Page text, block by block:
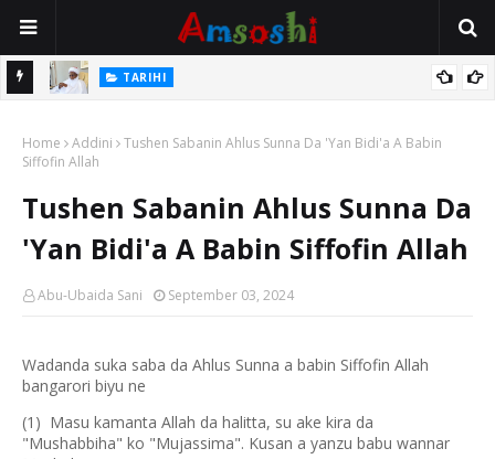
Mata TARIHI
Hassan
Home Addini
Tushen Sabanin Ahlus Sunna Da 'Yan Bidi'a A Babin
Siffofin Allah
Tushen Sabanin Ahlus Sunna Da
'Yan Bidi'a A Babin Siffofin Allah
Abu-Ubaida Sani September 03, 2024
Wadanda suka saba da Ahlus Sunna a babin Siffofin Allah
bangarori biyu ne
(1) Masu kamanta Allah da halitta, su ake kira da
"Mushabbiha" ko "Mujassima". Kusan a yanzu babu wannar